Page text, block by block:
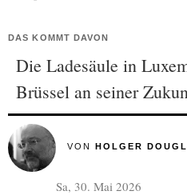
DAS KOMMT DAVON
Die Ladesäule in
Brüssel an seiner
VON HOLGER
Sa, 30. Mai 2026